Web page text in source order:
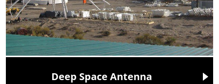
Deep Space Antenna